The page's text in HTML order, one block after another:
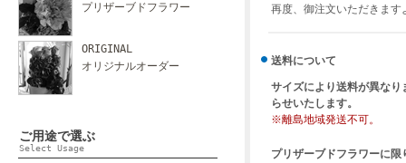
プリザーブドフラワー
ORIGINAL
オリジナルオーダー
ご用途で選ぶ
Select Usage
再度、御注文いただきます
送料について
サイズにより送料が異な
らせいたします。
※離島地域発送不可。
プリザーブドフラワーに限